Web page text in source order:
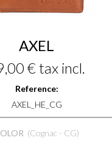
AXEL
€ tax incl.
Reference:
AXEL_HE_CG
Cognac - CG